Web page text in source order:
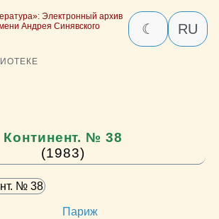
Электронный архив
Андрея Синявского
☾ RU
Континент. № 38
(1983)
Париж